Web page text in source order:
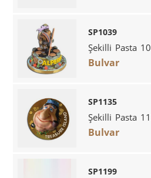
SP1039
Şekilli Pasta
Bulvar
SP1135
Şekilli Pasta
Bulvar
SP1199